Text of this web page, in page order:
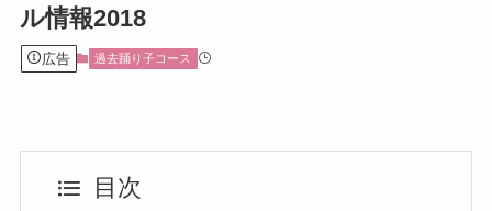
ル情報2018
広告 過去踊り子コース
目次